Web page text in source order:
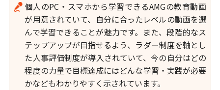
個人のPC・スマホから学習できるAMGの教育動画
が用意されていて、自分に合ったレベルの動画を選
んで学習できることが魅力です。また、段階的なス
テップアップが目指せるよう、ラダー制度を軸とし
た人事評価制度が導入されていて、今の自分はどの
程度の力量で目標達成にはどんな学習・実践が必要
かなどもわかりやすく示されています。